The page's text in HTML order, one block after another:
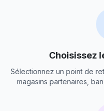
Choisissez
Sélectionnez un point de
magasins partenaires,